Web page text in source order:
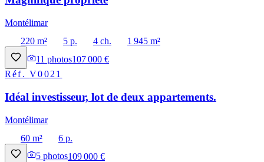
Montélimar
220 m²
5 p. 4 ch.
1 945 m²
11 photos107 000 €
Réf.V0021
Idéal investisseur, lot de deux appartements.
Montélimar
60 m²
6 p.
5 photos109 000 €